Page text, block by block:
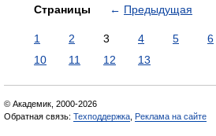
Страницы ← Предыдущая
1 2 3 4 5 6
10
11 12 13
© Академик, 2000-2026
Обратная связь: Техподдержка Реклама на сайте